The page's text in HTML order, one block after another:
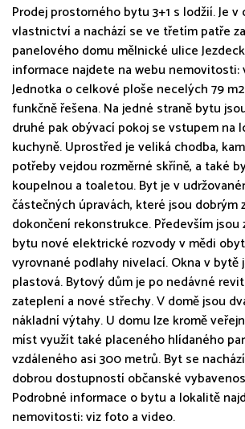
Prodej prostorného bytu 3+1 s lodžií. Je
vlastnictví a nachází se ve třetím patře
panelového domu mělnické ulice
informace najdete na webu nemovitosti:
Jednotka o celkové ploše necelých 79
funkčně řešena. Na jedné straně bytu
druhé pak obývací pokoj se vstupem na
kuchyně. Uprostřed je veliká chodba,
potřeby vejdou rozměrné skříně, a také
koupelnou a toaletou. Byt je v
částečných úpravách, které jsou dobrým
dokončení rekonstrukce. Především
bytu nové elektrické rozvody v mědi
vyrovnané podlahy nivelací. Okna v bytě
plastová. Bytový dům je po nedávné
zateplení a nové střechy. V domě jsou
nákladní výtahy. U domu lze kromě
míst využít také placeného hlídaného
vzdáleného asi 300 metrů. Byt se
dobrou dostupností občanské
Podrobné informace o bytu a lokalitě
nemovitosti: viz foto a video.